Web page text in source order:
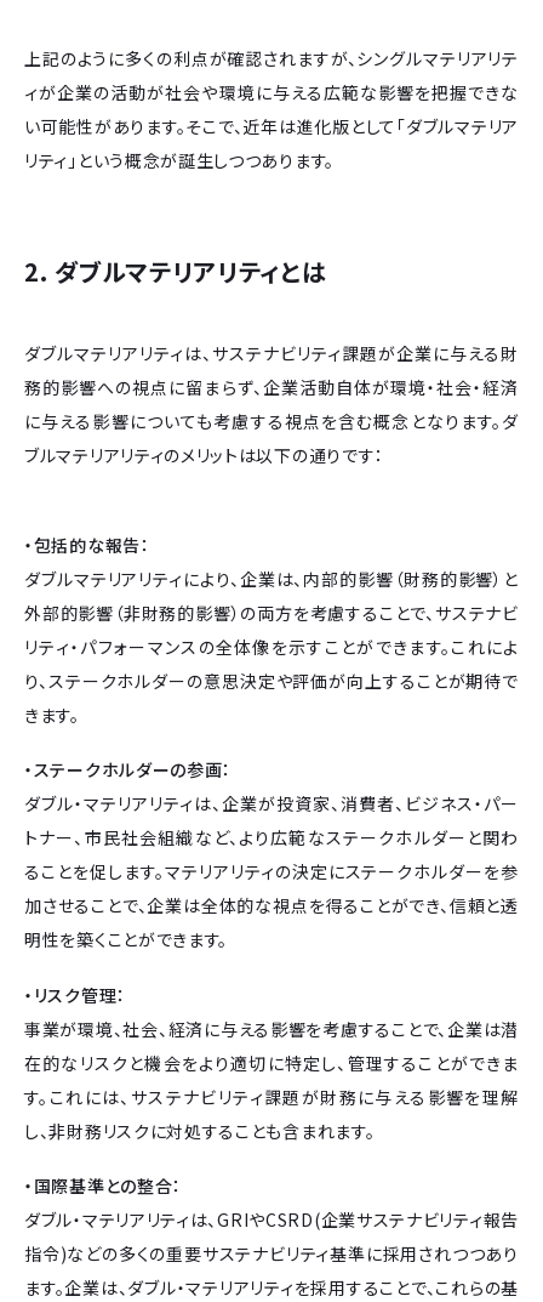
上記のように多くの利点が確認されますが、シングルマテリアリテ
ィが企業の活動が社会や環境に与える広範な影響を把握できな
い可能性があります。そこで、近年は進化版として「ダブルマテリア
リティ」という概念が誕生しつつあります。
2. ダブルマテリアリティとは
ダブルマテリアリティは、サステナビリティ課題が企業に与える財
務的影響への視点に留まらず、企業活動自体が環境・社会・経済
に与える影響についても考慮する視点を含む概念となります。ダ
ブルマテリアリティのメリットは以下の通りです：
・包括的な報告：
ダブルマテリアリティにより、企業は、内部的影響（財務的影響）と
外部的影響（非財務的影響）の両方を考慮することで、サステナビ
リティ・パフォーマンスの全体像を示すことができます。これによ
り、ステークホルダーの意思決定や評価が向上することが期待で
きます。
・ステークホルダーの参画：
ダブル・マテリアリティは、企業が投資家、消費者、ビジネス・パー
トナー、市民社会組織など、より広範なステークホルダーと関わ
ることを促します。マテリアリティの決定にステークホルダーを参
加させることで、企業は全体的な視点を得ることができ、信頼と透
明性を築くことができます。
・リスク管理：
事業が環境、社会、経済に与える影響を考慮することで、企業は潜
在的なリスクと機会をより適切に特定し、管理することができま
す。これには、サステナビリティ課題が財務に与える影響を理解
し、非財務リスクに対処することも含まれます。
・国際基準との整合：
ダブル・マテリアリティは、GRIやCSRD(企業サステナビリティ報告
指令)などの多くの重要サステナビリティ基準に採用されつつあり
ます。企業は、ダブル・マテリアリティを採用することで、これらの基